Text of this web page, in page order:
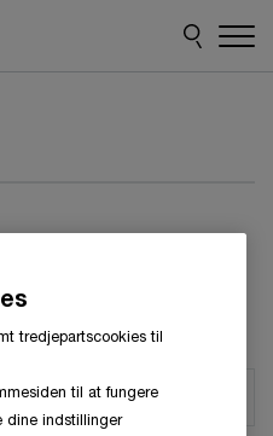
udfyldes.(
tredjepartscookies til
til at fungere
dine indstillinger